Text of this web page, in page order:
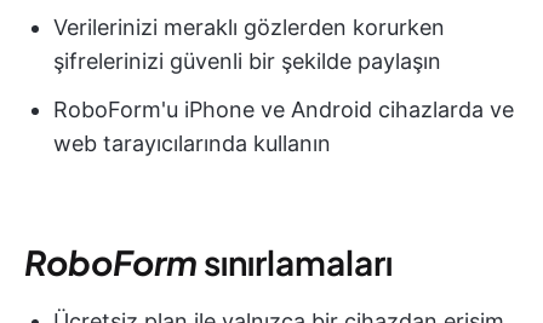
Verilerinizi meraklı gözlerden korurken
şifrelerinizi güvenli bir şekilde paylaşın
RoboForm'u iPhone ve Android cihazlarda ve
web tarayıcılarında kullanın
RoboForm sınırlamaları